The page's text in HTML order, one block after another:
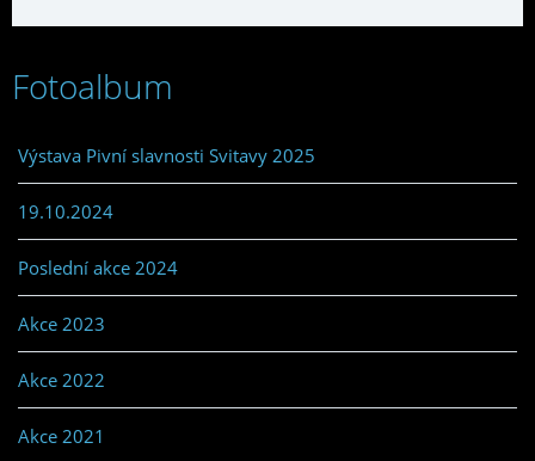
Fotoalbum
Výstava Pivní slavnosti Svitavy 2025
19.10.2024
Poslední akce 2024
Akce 2023
Akce 2022
Akce 2021